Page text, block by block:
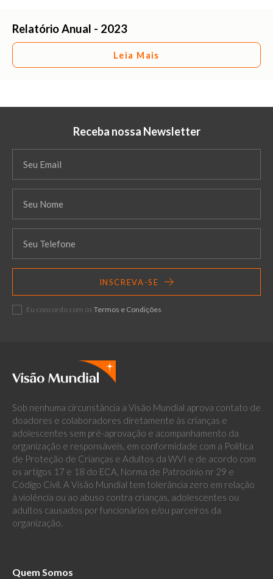
Relatório Anual - 2023
Leia Mais
Receba nossa Newsletter
INSCREVA-SE
Eu concordo com os Termos e Condições.
Sob nenhuma circunstância a Visão Mundial aprova contato de
doadores e colaboradores diretamente às crianças e
adolescentes sem pré-aprovação e acompanhamento da
organização e responsáveis, em conformidade com a Política
de Proteção de Crianças e Adultos da WVI e de acordo com
os artigos 17 e 18 do ECA, Norma de Patrocínio nr 29 e
Código Civil. A Visão Mundial tem tolerância zero em relação
à violência ou ao abuso contra crianças, adolescentes ou
adultos causados por funcionários e/ou parceiros da
organização.
Quem Somos